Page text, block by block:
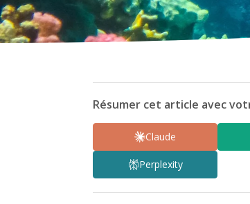
Résumer cet article avec
Claude
Perplexity